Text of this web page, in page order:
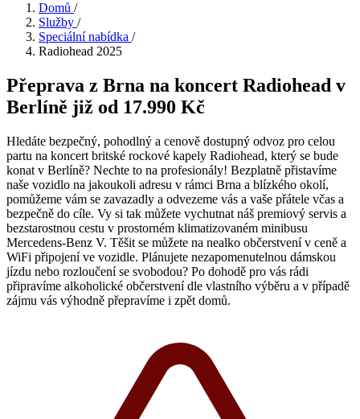
Domů /
Služby /
Speciální nabídka /
Radiohead 2025
Přeprava z Brna na koncert Radiohead v
Berlíně již od 17.990 Kč
Hledáte bezpečný, pohodlný a cenově dostupný odvoz pro celou
partu na koncert britské rockové kapely Radiohead, který se bude
konat v Berlíně? Nechte to na profesionály! Bezplatně přistavíme
naše vozidlo na jakoukoli adresu v rámci Brna a blízkého okolí,
pomůžeme vám se zavazadly a odvezeme vás a vaše přátele včas a
bezpečně do cíle. Vy si tak můžete vychutnat náš premiový servis a
bezstarostnou cestu v prostorném klimatizovaném minibusu
Mercedens-Benz V. Těšit se můžete na nealko občerstvení v ceně a
WiFi připojení ve vozidle. Plánujete nezapomenutelnou dámskou
jízdu nebo rozloučení se svobodou? Po dohodě pro vás rádi
připravíme alkoholické občerstvení dle vlastního výběru a v případě
zájmu vás výhodně přepravíme i zpět domů.